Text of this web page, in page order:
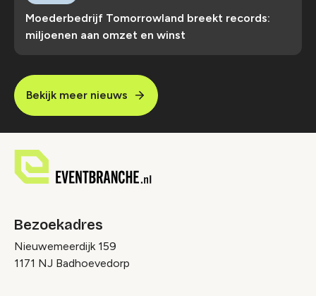
Moederbedrijf Tomorrowland breekt records:
miljoenen aan omzet en winst
Bekijk meer nieuws
Bezoekadres
Nieuwemeerdijk 159
1171 NJ Badhoevedorp